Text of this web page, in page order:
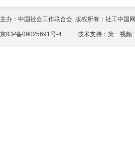
主办：中国社会工作联合会 版权所有：社工中国
京ICP备09025691号-4 技术支持： 第一视频